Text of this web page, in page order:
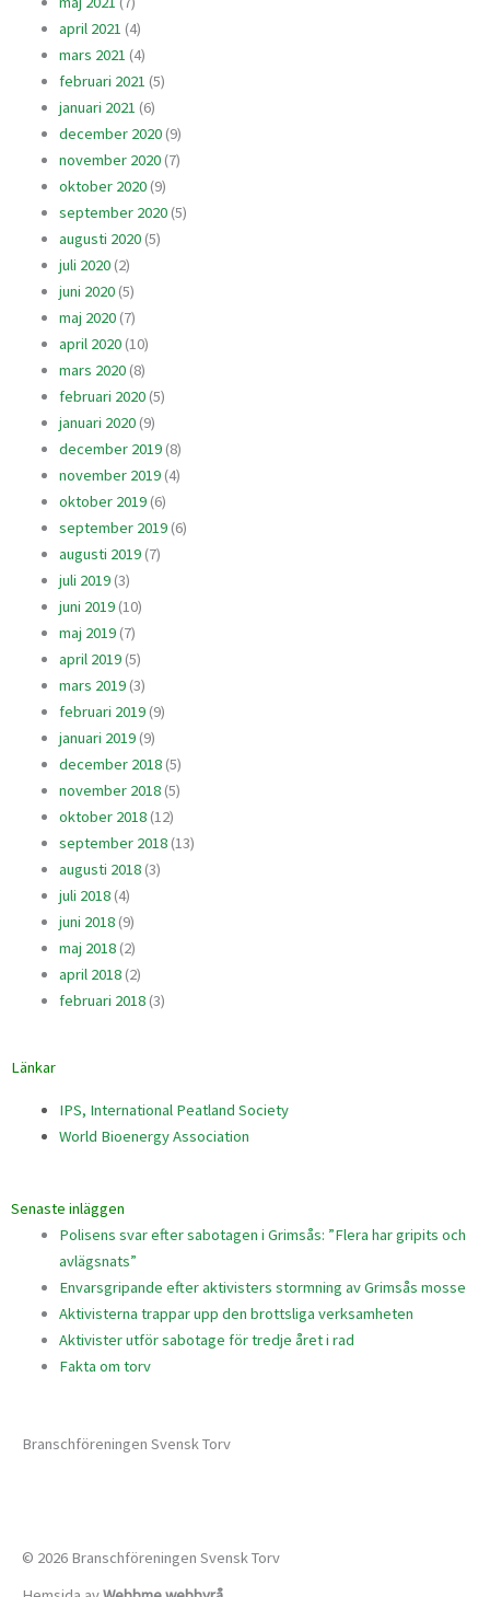
april 2021 (4)
mars 2021 (4)
februari 2021 (5)
januari 2021 (6)
december 2020(9)
november 2020(7)
oktober 2020(9)
september 2020(5)
augusti 2020(5)
juli 2020(2)
juni 2020(5)
maj 2020(7)
april 2020(10)
mars 2020(8)
februari 2020(5)
januari 2020(9)
december 2019(8)
november 2019(4)
oktober 2019(6)
september 2019(6)
augusti 2019(7)
juli 2019(3)
juni 2019(10)
maj 2019(7)
april 2019(5)
mars 2019(3)
februari 2019(9)
januari 2019(9)
december 2018(5)
november 2018(5)
oktober 2018(12)
september 2018(13)
augusti 2018(3)
juli 2018(4)
juni 2018(9)
maj 2018(2)
april 2018(2)
februari 2018(3)
Länkar
IPS, International Peatland Society
World Bioenergy Association
Senaste inläggen
Polisens svar efter sabotagen i Grimsås: ”Flera har gripits och
avlägsnats”
Envarsgripande efter aktivisters stormning av Grimsås mosse
Aktivisterna trappar upp den brottsliga verksamheten
Aktivister utför sabotage för tredje året i rad
Fakta om torv
Branschföreningen Svensk Torv
© 2026 Branschföreningen Svensk Torv